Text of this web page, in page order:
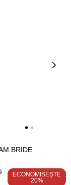
BRIDE
ECONOMISEȘTE
20%